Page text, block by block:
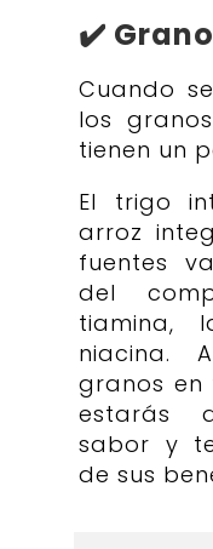
✔️
Cuando
los
tienen un
El trigo
arroz
fuentes
del
tiamina,
niacina.
granos en
estarás
sabor y
de sus